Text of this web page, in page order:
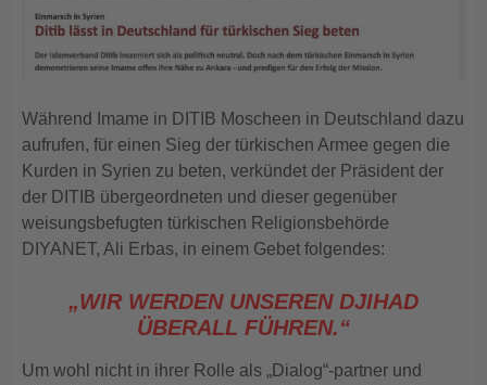
Während Imame in DITIB Moscheen in Deutschland dazu
aufrufen, für einen Sieg der türkischen Armee gegen die
Kurden in Syrien zu beten, verkündet der Präsident der
der DITIB übergeordneten und dieser gegenüber
weisungsbefugten türkischen Religionsbehörde
DIYANET, Ali Erbas, in einem Gebet folgendes:
„WIR WERDEN UNSEREN DJIHAD
ÜBERALL FÜHREN.“
Um wohl nicht in ihrer Rolle als „Dialog“-partner und